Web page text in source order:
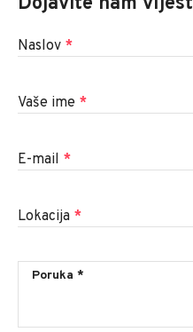
Naslov *
Vaše ime *
E-mail *
Lokacija *